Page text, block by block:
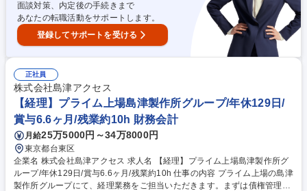
面談対策、内定後の手続きまで
あなたの転職活動をサポートします。
登録してサポートを受ける
正社員
株式会社島津アクセス
【経理】プライム上場島津製作所グループ/年休129日/
賞与6.6ヶ月/残業約10h 財務会計
月給25万5000円～34万8000円
東京都台東区
企業名 株式会社島津アクセス 求人名 【経理】プライム上場島津製作所グ
ループ/年休129日/賞与6.6ヶ月/残業約10h 仕事の内容 プライム上場の島津
製作所グループにて、経理業務をご担当いただきます。まずは債権管理か